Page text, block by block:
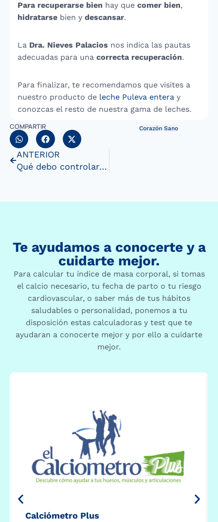
Para recuperarse bien hay que comer bien,
hidratarse bien y descansar.
La Dra. Nieves Palacios nos indica las pautas
adecuadas para una correcta recuperación.
Para finalizar, te recomendamos que visites a
nuestro producto de leche Puleva entera y
conozcas el resto de nuestra gama de leches.
COMPARTIR Corazón Sano
ANTERIOR
Qué debo controlar al realizar una actividad física
Te ayudamos a conocerte y a
cuidarte mejor.
Para calcular tu índice de masa corporal, si tomas
el calcio necesario, tu fecha de parto o tu riesgo
cardiovascular, o saber más de tus hábitos
saludables o personalidad, ponemos a tu
disposición estas calculadoras y test que te
ayudaran a conocerte mejor y por ello a cuidarte
mejor.
Calciómetro Plus